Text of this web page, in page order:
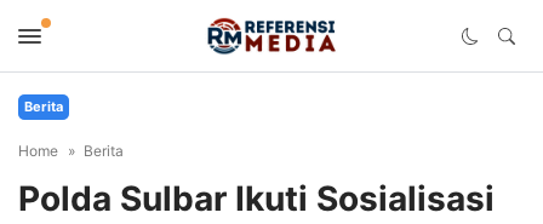
Berita
Home Berita
Polda Sulbar Ikuti Sosialisasi